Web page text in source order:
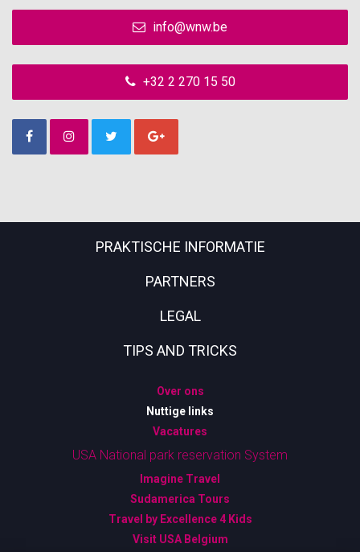
info@wnw.be
+32 2 270 15 50
PRAKTISCHE INFORMATIE
PARTNERS
LEGAL
TIPS AND TRICKS
Over ons
Nuttige links
Vacatures
USA National park reservation System
Imagine Travel
Sudamerica Tours
Travel by Excellence 4 Kids
Visit USA Belgium